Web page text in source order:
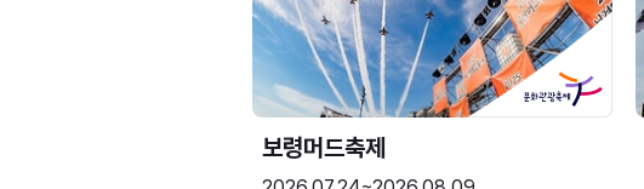
보령머드축제